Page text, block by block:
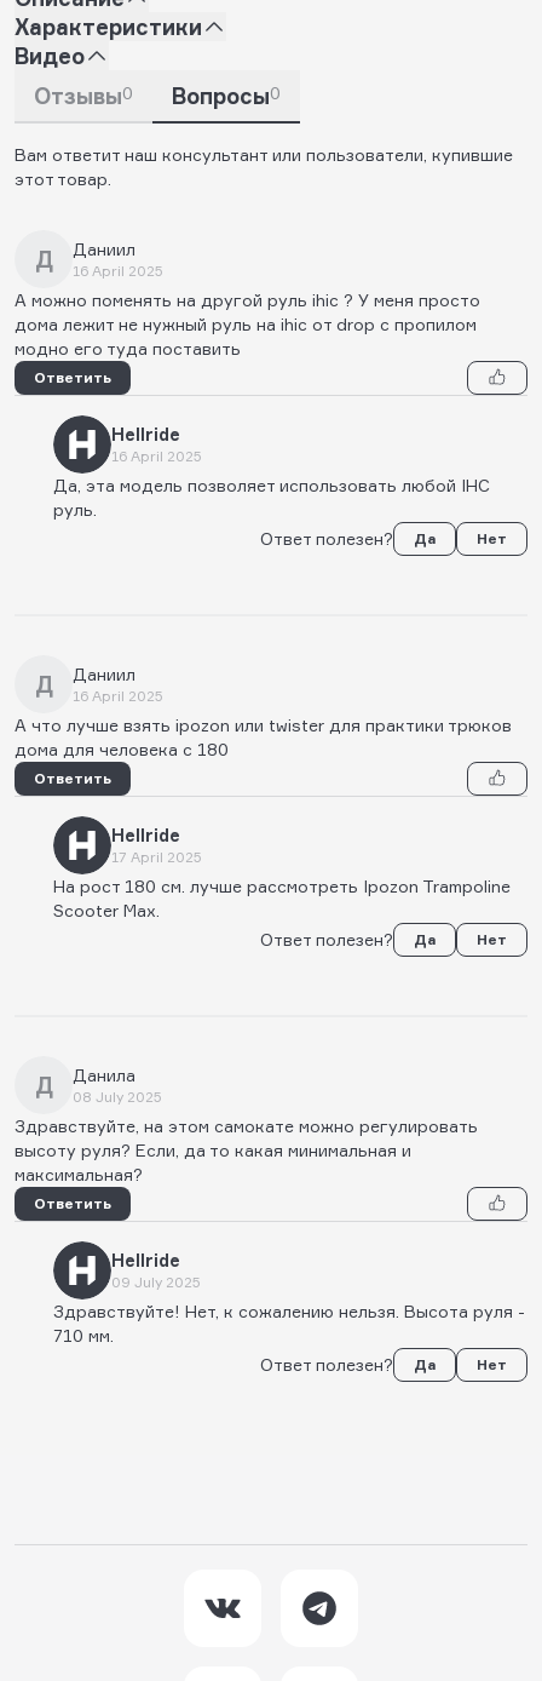
Характеристики
Видео
Отзывы0 Вопросы0
Вам ответит наш консультант или пользователи, купившие
этот товар.
Д Даниил
16 April 2025
А можно поменять на другой руль ihic ? У меня просто
дома лежит не нужный руль на ihic от drop с пропилом
модно его туда поставить
Ответить
Hellride
16 April 2025
Да, эта модель позволяет использовать любой IHC
руль.
Ответ полезен?
Да Нет
Д Даниил
16 April 2025
А что лучше взять ipozon или twister для практики трюков
дома для человека с 180
Ответить
Hellride
17 April 2025
На рост 180 см. лучше рассмотреть Ipozon Trampoline
Scooter Max.
Ответ полезен?
Да Нет
Д Данила
08 July 2025
Здравствуйте, на этом самокате можно регулировать
высоту руля? Если, да то какая минимальная и
максимальная?
Ответить
Hellride
09 July 2025
Здравствуйте! Нет, к сожалению нельзя. Высота руля -
710 мм.
Ответ полезен?
Да Нет